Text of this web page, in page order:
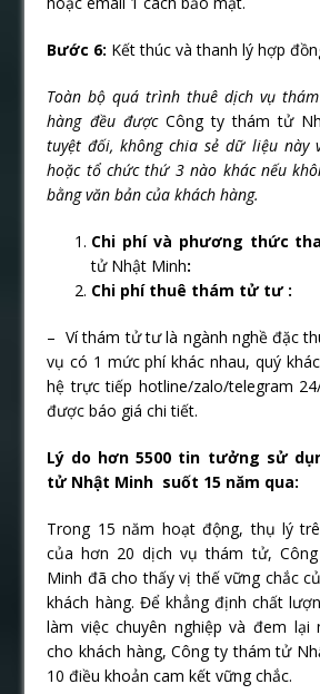
Bước 6: Kết thúc và thanh lý hợp
Toàn bộ quá trình thuê dịch vụ
hàng đều được Công ty thám tử
tuyệt đối, không chia sẻ dữ liệu này
hoặc tổ chức thứ 3 nào khác nếu
bằng văn bản của khách hàng.
Chi phí và phương thức
tử Nhật Minh:
Chi phí thuê thám tử tư :
– Ví thám tử tư là ngành nghề đặc
vụ có 1 mức phí khác nhau, quý
hệ trực tiếp hotline/zalo/telegram
được báo giá chi tiết.
Lý do hơn 5500 tin tưởng sử
tử Nhật Minh suốt 15 năm qua:
Trong 15 năm hoạt động, thụ lý
của hơn 20 dịch vụ thám tử,
Minh đã cho thấy vị thế vững chắc
khách hàng. Để khẳng định chất
làm việc chuyên nghiệp và đem lại
cho khách hàng, Công ty thám tử
10 điều khoản cam kết vững chắc.